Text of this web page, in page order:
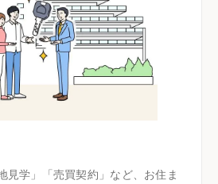
見学」「売買契約」など、お住ま